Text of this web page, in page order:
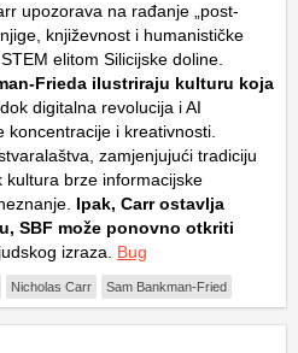
upozorava na rađanje „post-
književnost i humanističke
elitom Silicijske doline.
Frieda ilustriraju kulturu koja
digitalna revolucija i AI
koncentracije i kreativnosti.
zamjenjujući tradiciju
brze informacijske
Ipak, Carr ostavlja
SBF može ponovno otkriti
izraza. Bug
Nicholas Carr Sam Bankman-Fried